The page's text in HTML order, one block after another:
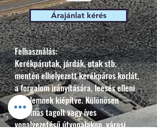
Árajánlat kérés
Felhasználás:
Kerékpárutak, járdák, utak stb.
mentén elhelyezett kerékpáros korlát,
a forgalom irányítására, leesés elleni
védelemnek kiépítve. Különösen
alkalmas tagolt vagy íves
vonalvezetésű útvonalakon, városi